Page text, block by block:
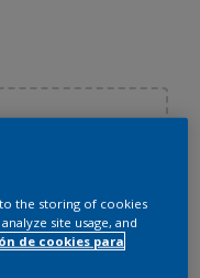
to the storing of cookies
site usage, and
de cookies para